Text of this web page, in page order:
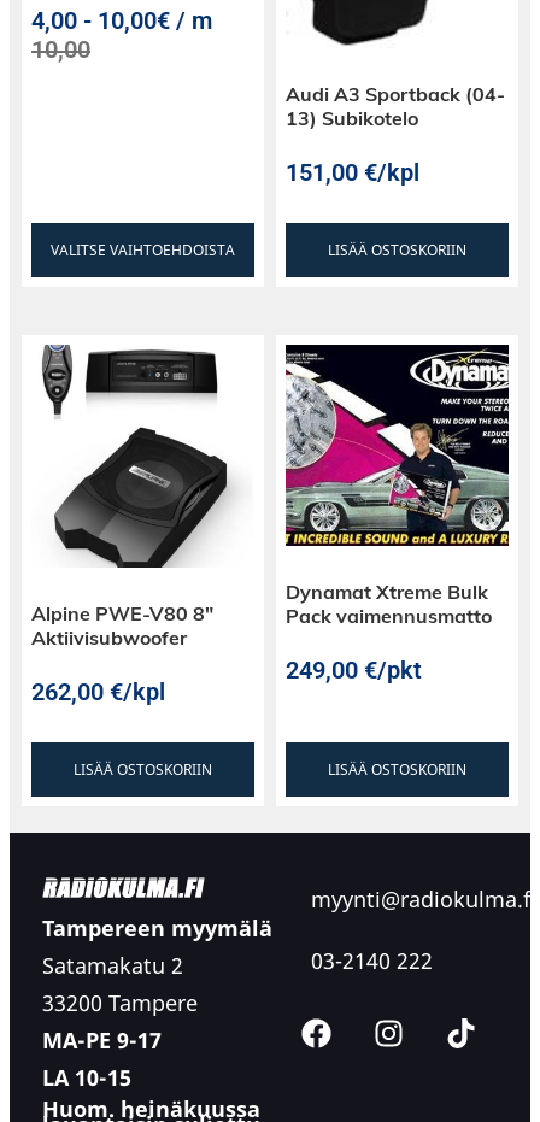
4,00 - 10,00€ / m
10,00
VALITSE VAIHTOEHDOISTA
Audi A3 Sportback (04-
13) Subikotelo
151,00€/kpl
LISÄÄ OSTOSKORIIN
Alpine PWE-V80 8″
Aktiivisubwoofer
262,00€/kpl
LISÄÄ OSTOSKORIIN
Dynamat Xtreme Bulk
Pack vaimennusmatto
249,00€/pkt
LISÄÄ OSTOSKORIIN
Tampereen myymälä
Satamakatu 2
33200 Tampere
MA-PE 9-17
LA 10-15
Huom. heinäkuussa
myynti@radiokulma.fi
03-2140 222